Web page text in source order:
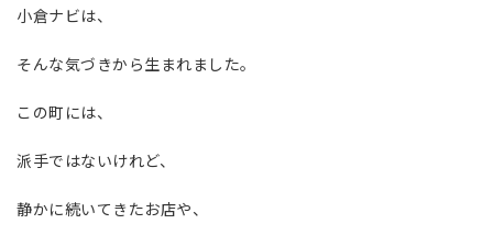
小倉ナビは、
そんな気づきから生まれました。
この町には、
派手ではないけれど、
静かに続いてきたお店や、